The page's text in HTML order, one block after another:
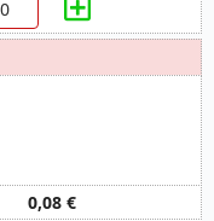
0,08 €